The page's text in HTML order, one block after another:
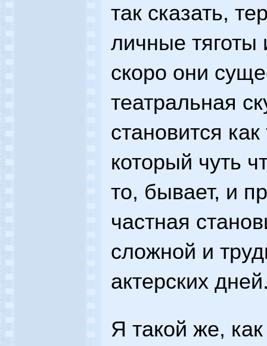
так сказать,
личные
скоро они
театральная
становится
который чуть
то, бывает, и
частная
сложной и
актерских
Я такой же,